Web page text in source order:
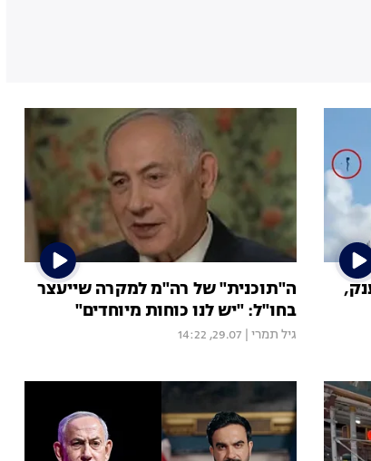
ה"תוכנית" של רה"מ למקרה שייעצר
בחו"ל: "יש לנו כוחות מיוחדים"
גיל תמרי 29.07, 14:22